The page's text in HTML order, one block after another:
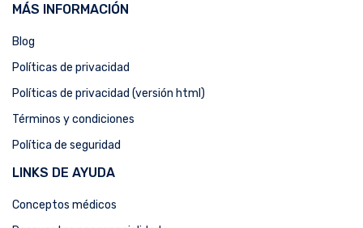
MÁS INFORMACIÓN
Blog
Políticas de privacidad
Políticas de privacidad (versión html)
Términos y condiciones
Política de seguridad
LINKS DE AYUDA
Conceptos médicos